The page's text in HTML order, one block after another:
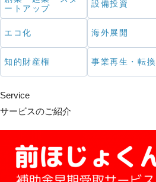
ートアップ
設備投資
エコ化 海外展開
知的財産権 事業再生・転換
Service
サービスのご紹介